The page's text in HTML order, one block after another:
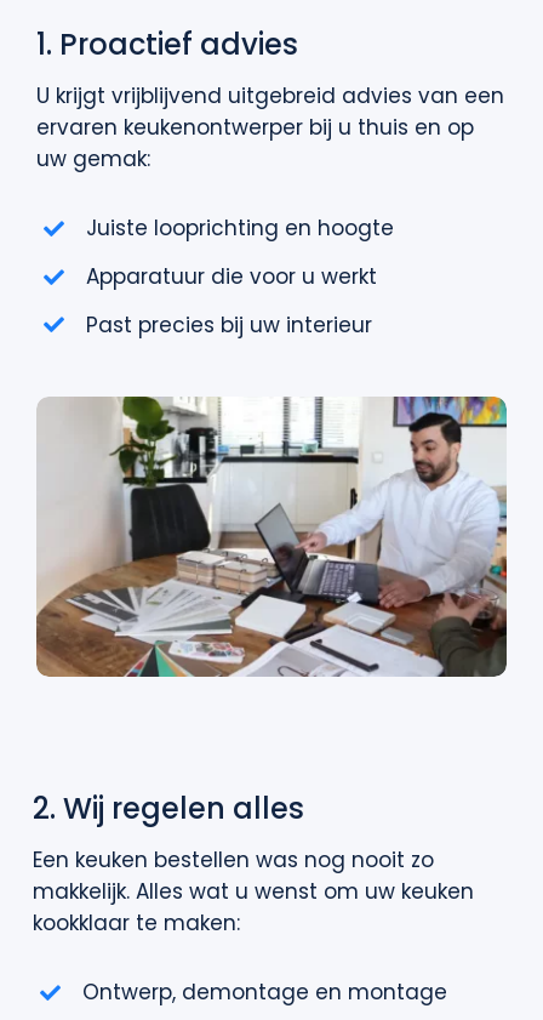
1. Proactief advies
U krijgt vrijblijvend uitgebreid advies van een
ervaren keukenontwerper bij u thuis en op
uw gemak:
Juiste looprichting en hoogte
Apparatuur die voor u werkt
Past precies bij uw interieur
2. Wij regelen alles
Een keuken bestellen was nog nooit zo
makkelijk. Alles wat u wenst om uw keuken
kookklaar te maken:
Ontwerp, demontage en montage